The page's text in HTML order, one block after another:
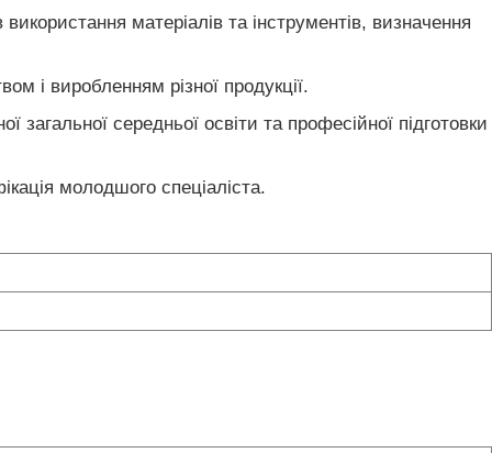
матеріалів та інструментів, визначення
і виробленням різної продукції.
загальної середньої освіти та професійної підготовки
молодшого спеціаліста.